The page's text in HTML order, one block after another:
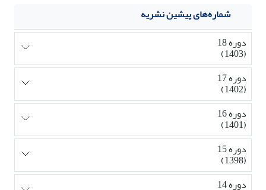
شماره‌های پیشین نشریه
دوره 18
(1403)
دوره 17
(1402)
دوره 16
(1401)
دوره 15
(1398)
دوره 14